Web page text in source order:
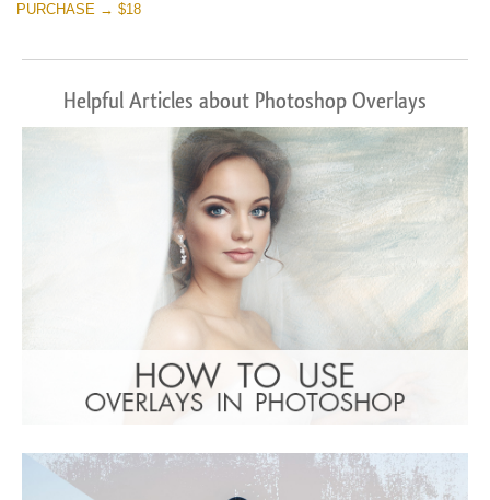
PURCHASE → $18
Helpful Articles about Photoshop Overlays